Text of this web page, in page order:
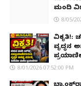
ಮಂದಿ
8/05/
ವಿಕೃತಿ!:
ವೃದ್ಧನ
8/01/2026 07:52:00 PM